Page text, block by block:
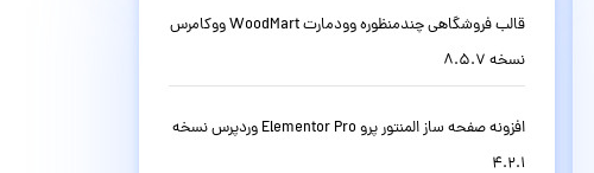
قالب فروشگاهی چندمنظوره وودمارت WoodMart ووکامرس
نسخه 8.5.7
افزونه صفحه ساز المنتور پرو Elementor Pro وردپرس نسخه
4.2.1